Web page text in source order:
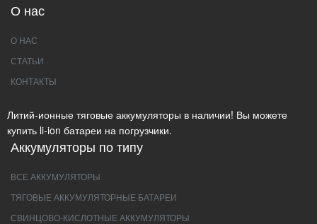
О нас
О НАС
СТАТЬИ
КОНТАКТЫ
Литий-ионные тяговые аккумуляторы в наличии! Вы можете
купить li-ion батареи на погрузчики.
Аккумуляторы по типу
ВСЕ АККУМУЛЯТОРЫ
ТЯГОВЫЕ АККУМУЛЯТОРНЫЕ БАТАРЕИ
СВИНЦОВО-КИСЛОТНЫЕ АККУМУЛЯТОРЫ